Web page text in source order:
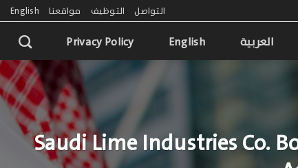
التواصل التوظيف مواقعنا English
العربية English
Privacy Policy
Saudi Lime Industries Co.